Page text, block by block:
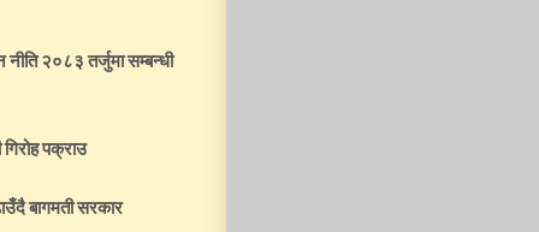
नीति २०८३ तर्जुमा सम्बन्धी
पक्राउ
बागमती सरकार